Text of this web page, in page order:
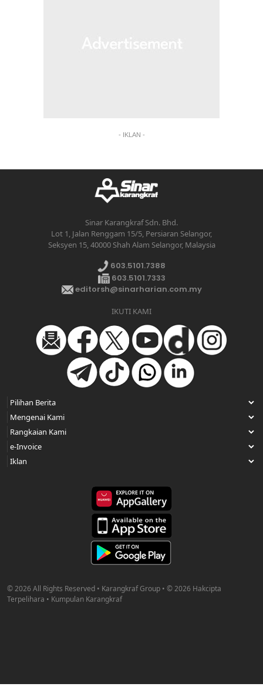
- IKLAN -
Sinar Karangkraf Sdn. Bhd.
Lot 1, Jalan Renggam 15/5, Persiaran Selangor,
Seksyen 15, 40000 Shah Alam Selangor, Malaysia
603.5101.7388
603.5101.7333
editorsh@sinarharian.com.my
IKUTI KAMI
© 2026 All Rights Reserved • Karangkraf Group • © 2026 Hakcipta
Terpelihara • Kumpulan Karangkraf